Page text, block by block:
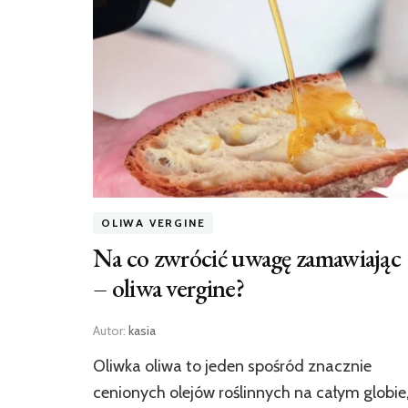
OLIWA VERGINE
Na co zwrócić uwagę zamawiając
– oliwa vergine?
Autor: kasia
Oliwka oliwa to jeden spośród znacznie
cenionych olejów roślinnych na całym